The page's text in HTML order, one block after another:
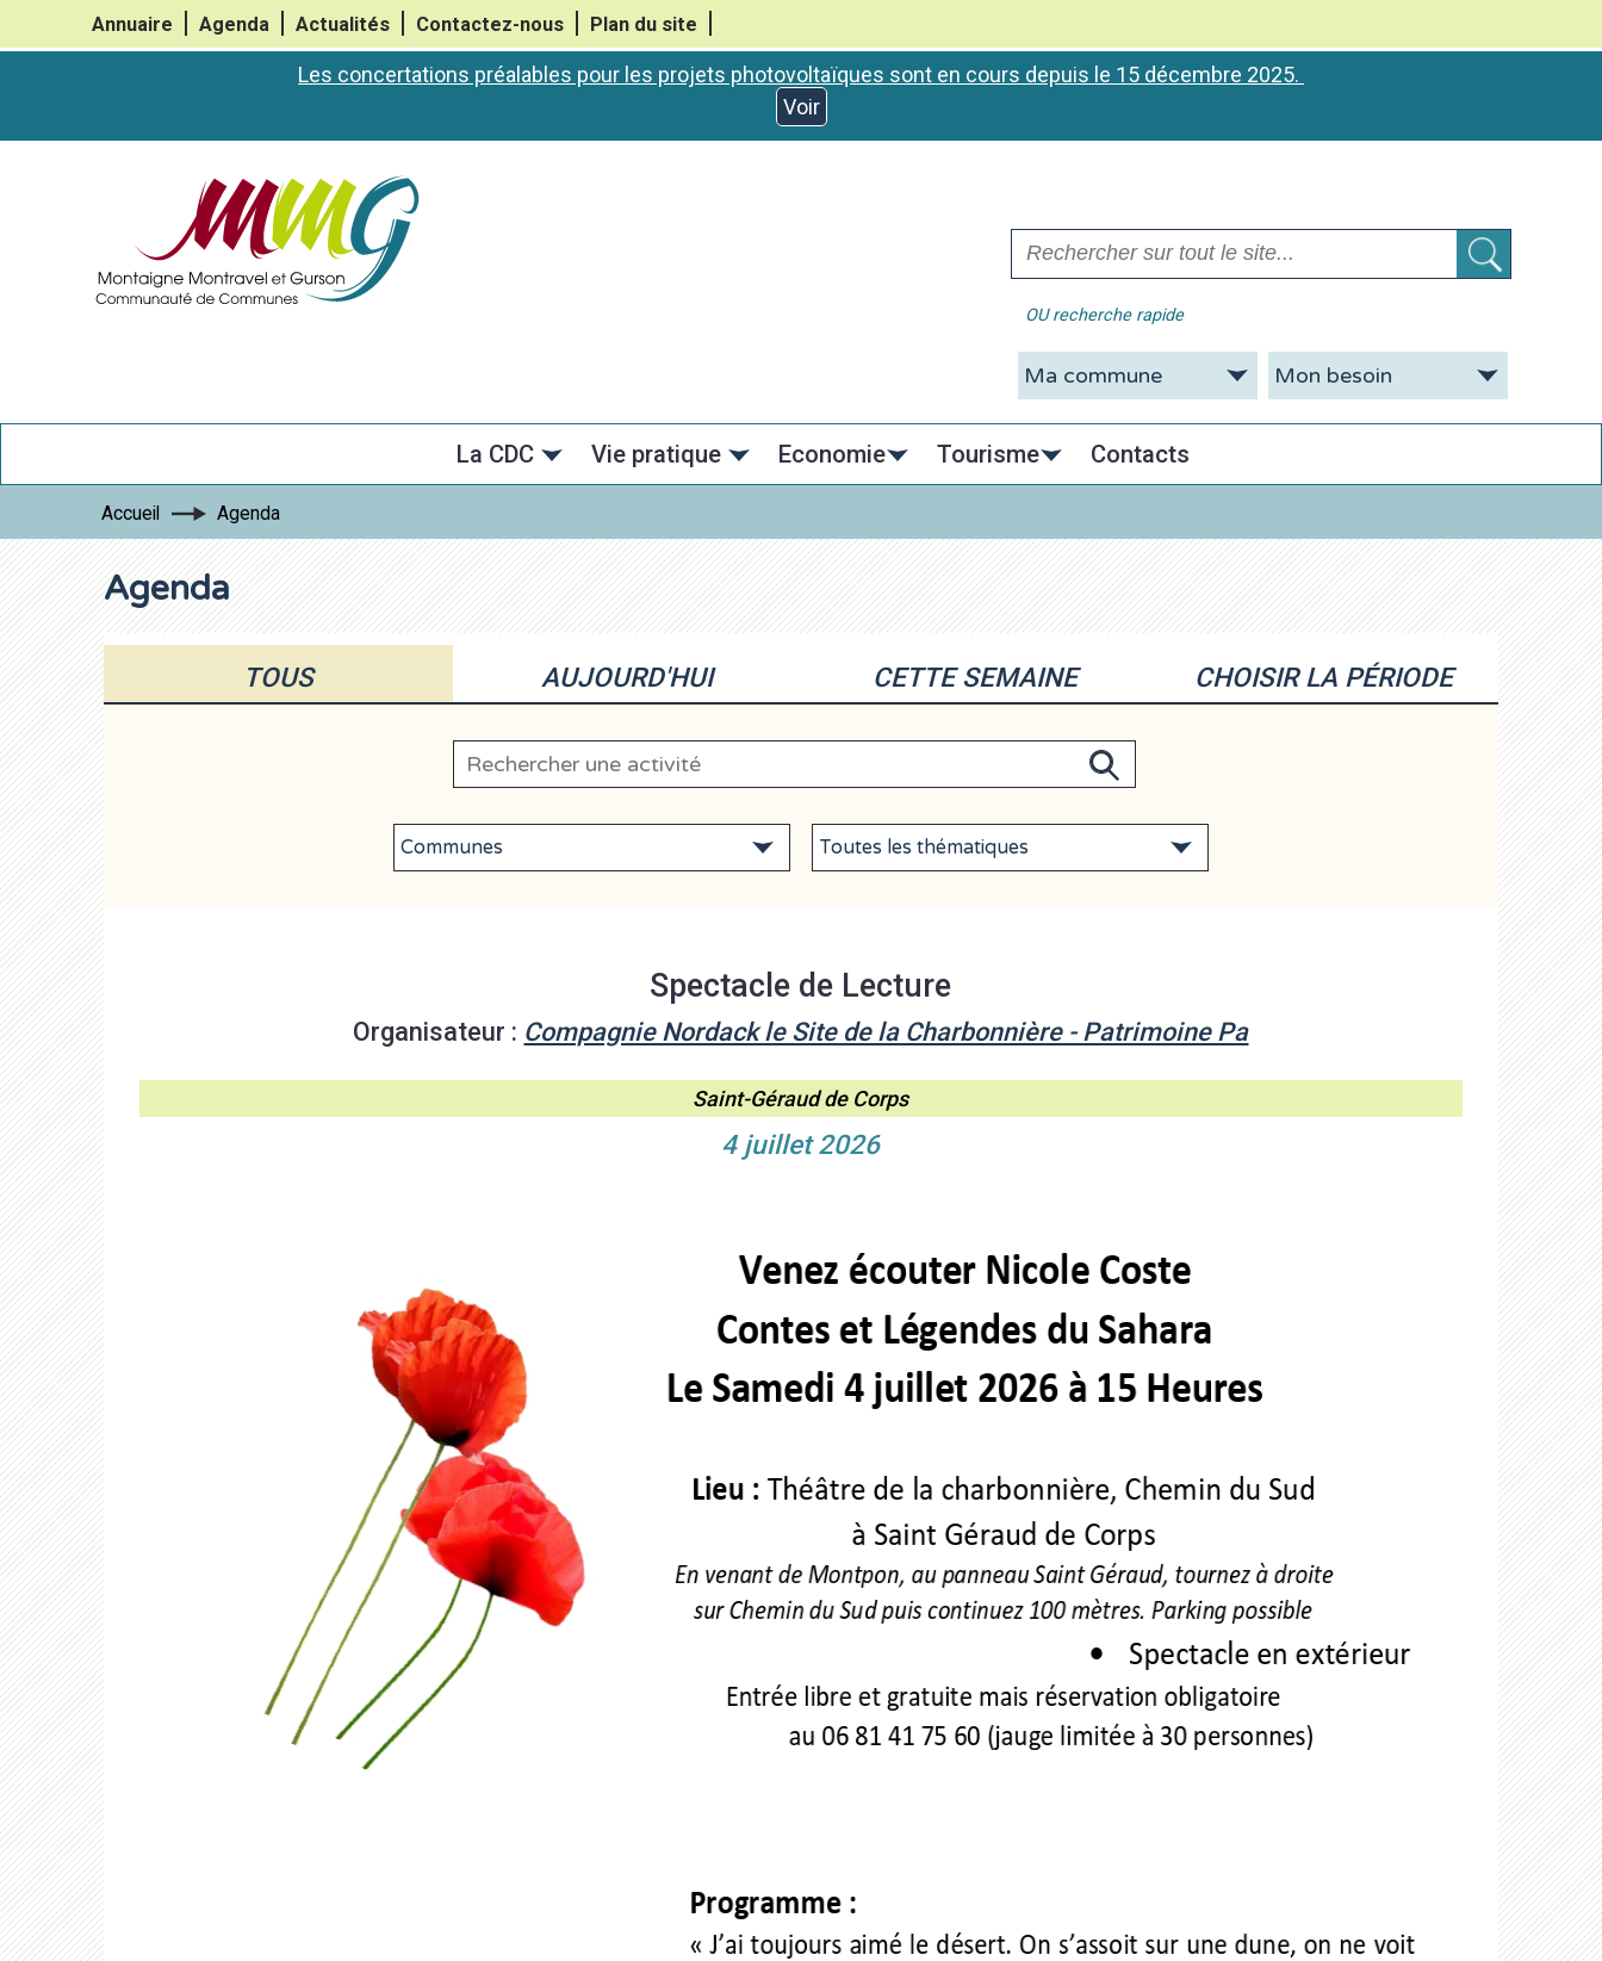
Annuaire Agenda Actualités Contactez-nous Plan du site
Les concertations préalables pour les projets photovoltaïques sont en cours depuis le 15 décembre 2025.
Voir
OU recherche rapide
La CDC Vie pratique Economie Tourisme Contacts
Accueil Agenda
Agenda
TOUS AUJOURD'HUI CETTE SEMAINE CHOISIR LA PÉRIODE
Spectacle de Lecture
Organisateur : Compagnie Nordack le Site de la Charbonnière - Patrimoine Pa
Saint-Géraud de Corps
4 juillet 2026